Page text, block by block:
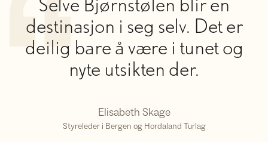
Selve Bjørnstølen blir en
destinasjon i seg selv. Det er
deilig bare å være i tunet og
nyte utsikten der.
Elisabeth Skage
Styreleder i Bergen og Hordaland Turlag